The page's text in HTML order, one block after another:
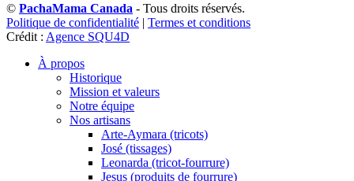
© PachaMama Canada - Tous droits réservés.
Politique de confidentialité | Termes et conditions
Crédit : Agence SQU4D
À propos
Historique
Mission et valeurs
Notre équipe
Nos artisans
Arte-Aymara (tricots)
José (tissages)
Leonarda (tricot-fourrure)
Jesus (produits de fourrure)